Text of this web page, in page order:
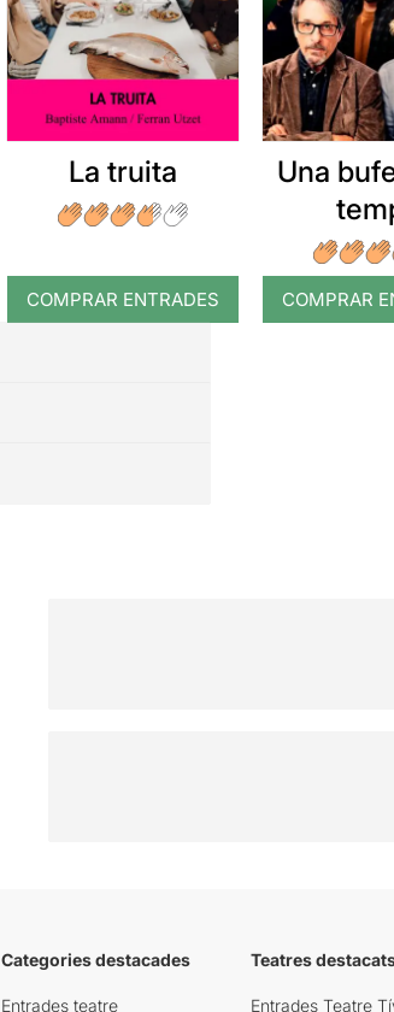
La truita
COMPRAR ENTRADES
Una
COMPRAR
Categories destacades
Entrades teatre
Teatres
Entrades Teatre